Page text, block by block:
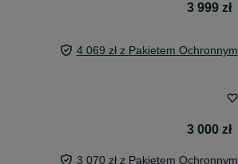
3 999 zł
4 069 zł z Pakietem Ochronnym
3 000 zł
3 070 zł z Pakietem Ochronnym